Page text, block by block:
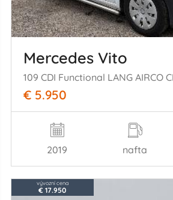
Mercedes Vito
109 CDI Functional LANG AIRCO
€ 5.950
2019 nafta
vývozní cena
€ 17.950